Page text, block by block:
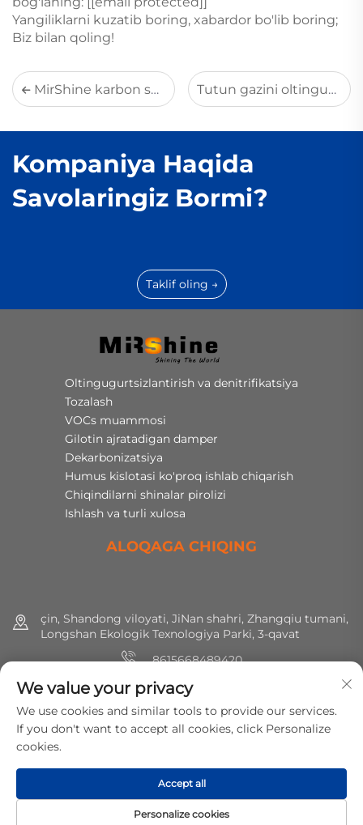
Yangiliklarni kuzatib boring, xabardor bo'lib boring;
Biz bilan qoling!
MirShine karbon sanoasi uchun yuqori darajali VOClarni davolash yechimini taqdim etmoqda Tutun gazini oltingugurtdan tozalash
Kompaniya Haqida
Savolaringiz Bormi?
Taklif oling →
Oltingugurtsizlantirish va denitrifikatsiya
Tozalash
VOCs muammosi
Gilotin ajratadigan damper
Dekarbonizatsiya
Humus kislotasi ko'proq ishlab chiqarish
Chiqindilarni shinalar pirolizi
Ishlash va turli xulosa
ALOQAGA CHIQING
çin, Shandong viloyati, JiNan shahri, Zhangqiu tumani,
Longshan Ekologik Texnologiya Parki, 3-qavat
8615668489420
+86 (0) 531 8891 0288
[email protected]
Huquqlar hammasi saqlangan © 2025 MirShine Environmental
Protection Technology Co., Ltd. Maxfiylik siyosati
We value your privacy
We use cookies and similar tools to provide our services.
If you don't want to accept all cookies, click Personalize
cookies.
Personalize cookies
Accept all